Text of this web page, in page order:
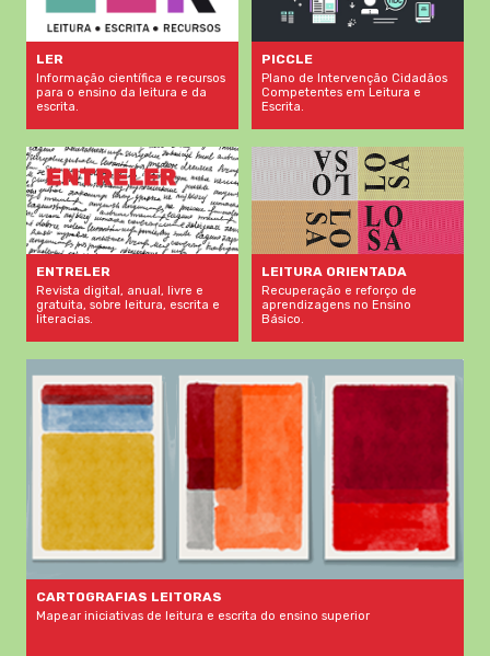
LER
Informação científica e recursos
para o ensino da leitura e da
escrita.
PICCLE
Plano de Intervenção Cidadãos
Competentes em Leitura e
Escrita.
ENTRELER
Revista digital, anual, livre e
gratuita, sobre leitura, escrita e
literacias.
LEITURA ORIENTADA
Recuperação e reforço de
aprendizagens no Ensino
Básico.
CARTOGRAFIAS LEITORAS
Mapear iniciativas de leitura e escrita do ensino superior